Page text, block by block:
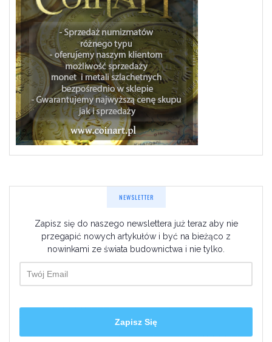
NEWSLETTER
Zapisz się do naszego newslettera już teraz aby nie
przegapić nowych artykułów i być na bieżąco z
nowinkami ze świata budownictwa i nie tylko.